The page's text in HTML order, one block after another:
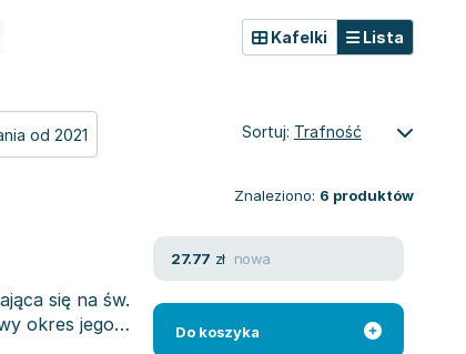
od 2021
Kafelki Lista
Sortuj: Trafność
Znaleziono: 6 produktów
się na św.
okres jego
27.77 zł nowa
Do koszyka